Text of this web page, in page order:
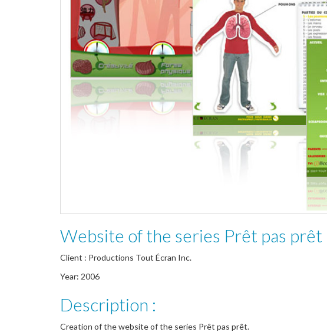
Website of the series Prêt pas prêt
Client : Productions Tout Écran Inc.
Year: 2006
Description :
Creation of the website of the series Prêt pas prêt.